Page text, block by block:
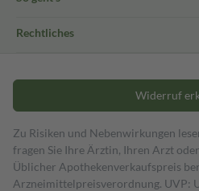
Rechtliches
Widerruf
Zu Risiken und Nebenwirkungen
fragen Sie Ihre Ärztin, Ihren Arzt
Üblicher Apothekenverkaufspreis
Arzneimittelpreisverordnung. UVP: